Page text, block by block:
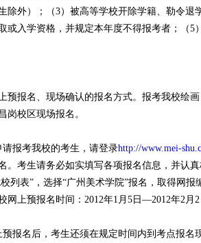
除外）；（3）被高等学校开除学籍、勒令退
或入学资格，并规定本年度不得报考者；（5
报名、现场确认的报名方式。报考我校绘画
岗校区现场报名。
报考我校的考生，请登录http://www.mei-
。考生请务必如实填写各项报名信息，并认
列表”，选择“广州美术学院”报名，取得网
网上预报名时间：2012年1月5日—2012年2月
名后，考生还须在规定时间内到考点报名